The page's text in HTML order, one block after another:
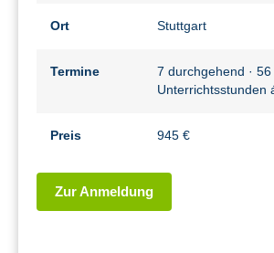
Ort Stuttgart
Termine
7 durchgehend · 56
Unterrichtsstunden
Preis 945 €
Zur Anmeldung